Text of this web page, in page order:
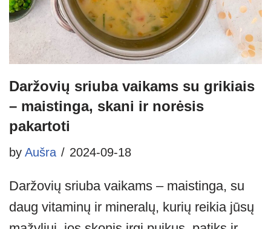
Daržovių sriuba vaikams su grikiais
– maistinga, skani ir norėsis
pakartoti
by Aušra 2024-09-18
Daržovių sriuba vaikams – maistinga, su
daug vitaminų ir mineralų, kurių reikia jūsų